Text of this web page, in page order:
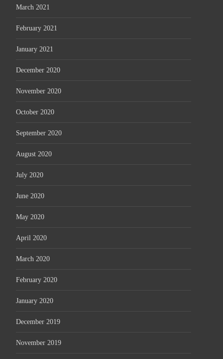
March 2021
February 2021
January 2021
December 2020
November 2020
October 2020
September 2020
August 2020
July 2020
June 2020
May 2020
April 2020
March 2020
February 2020
January 2020
December 2019
November 2019